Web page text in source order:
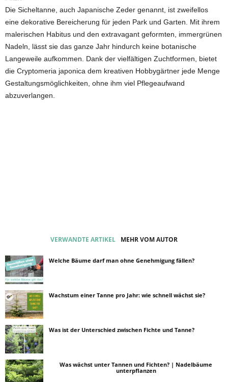
Die Sicheltanne, auch Japanische Zeder genannt, ist zweifellos
eine dekorative Bereicherung für jeden Park und Garten. Mit ihrem
malerischen Habitus und den extravagant geformten, immergrünen
Nadeln, lässt sie das ganze Jahr hindurch keine botanische
Langeweile aufkommen. Dank der vielfältigen Zuchtformen, bietet
die Cryptomeria japonica dem kreativen Hobbygärtner jede Menge
Gestaltungsmöglichkeiten, ohne ihm viel Pflegeaufwand
abzuverlangen.
VERWANDTE ARTIKEL MEHR VOM AUTOR
Welche Bäume darf man ohne Genehmigung fällen?
Wachstum einer Tanne pro Jahr: wie schnell wächst sie?
Was ist der Unterschied zwischen Fichte und Tanne?
Was wächst unter Tannen und Fichten? | Nadelbäume
unterpflanzen